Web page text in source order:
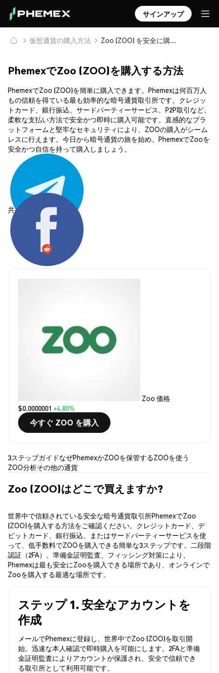
サインアップ
仮想通貨の購入方法 Zoo (ZOO) を安全に購入・保管
PhemexでZoo (ZOO)を購入する方法
PhemexでZoo (ZOO)を簡単に購入できます。Phemexは何百万人
もの信頼を得ている最も効率的な暗号通貨取引所です。クレジッ
トカード、銀行振込、サードパーティーサービス、P2P取引など、
柔軟な支払い方法で安全かつ即時に購入可能です。直感的なプラ
ットフォームと堅牢なセキュリティにより、ZOOの購入がシーム
レスに行えます。今日から暗号通貨の旅を始め、PhemexでZooを
安全かつ自信を持って購入しましょう。
共有する:
Zoo 価格
$0.0000001 +4.80%
今すぐ ZOO を購入
3ステップガイドなぜPhemexかZOOを保管するZOOを使う
ZOO分析その他の通貨
Zoo (ZOO)はどこで買えますか?
世界中で信頼されている安全な暗号通貨取引所PhemexでZoo
(ZOO)を購入する方法をご確認ください。クレジットカード、デ
ビットカード、銀行振込、またはサードパーティーサービスを使
って、低手数料でZOOを購入できる簡単な3ステップです。二段階
認証（2FA）、準備金証明監査、フィッシング対策により、
Phemexは最も安全にZooを購入できる場所であり、オンラインで
Zooを購入する最適な場所です。
ステップ 1. 安全なアカウントを
作成
メールでPhemexに登録し、世界中でZoo (ZOO)を取引開
始。迅速な本人確認で即時購入を可能にします。2FAと準備
金証明監査によりアカウントが保護され、安全で信頼でき
る取引所として利用可能です。